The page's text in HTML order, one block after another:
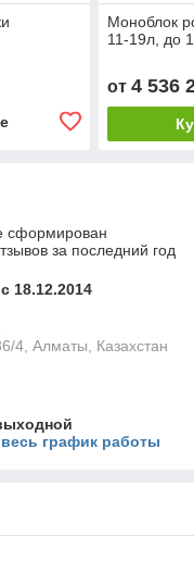
Моноблок
11-19л, до
от 4 536
сформирован
за последний год
18.12.2014
4, Алматы, Казахстан
весь график работы